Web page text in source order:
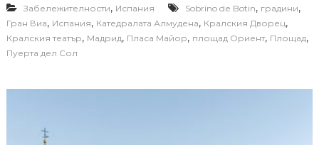
Забележителности, Испания Sobrino de Botin, градини,
Гран Виа, Испания, Катедралата Алмудена, Кралския Дворец,
Кралския театър, Мадрид, Пласа Майор, площад Ориент, Площад,
Пуерта дел Сол